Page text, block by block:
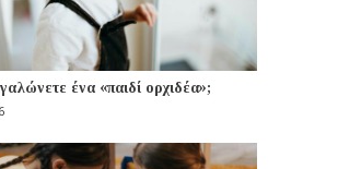
ένα «παιδί ορχιδέα»;